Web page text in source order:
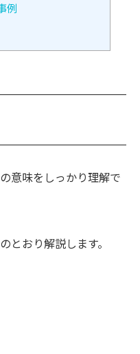
例
意味をしっかり理解で
とおり解説します。